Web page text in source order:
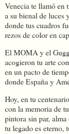
Venecia te llamó en
a su bienal de luces
donde tus cuadros
rezos de color en
El MOMA y el
acogieron tu arte
en un pacto de
donde España y
Hoy, en tu
con la memoria de
pintora sin par, alma
tu legado es eterno,